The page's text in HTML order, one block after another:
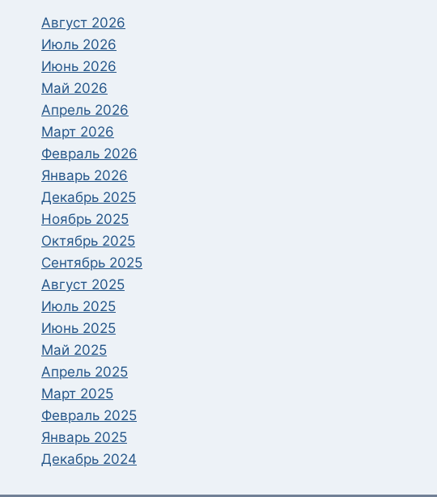
Август 2026
Июль 2026
Июнь 2026
Май 2026
Апрель 2026
Март 2026
Февраль 2026
Январь 2026
Декабрь 2025
Ноябрь 2025
Октябрь 2025
Сентябрь 2025
Август 2025
Июль 2025
Июнь 2025
Май 2025
Апрель 2025
Март 2025
Февраль 2025
Январь 2025
Декабрь 2024